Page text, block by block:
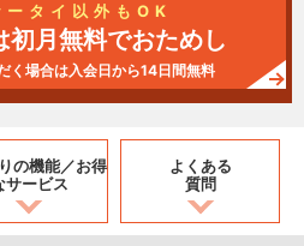
ータイ以外もOK
初月無料でおためし
く場合は入会日から14日間無料
の機能／お得
サービス
よくある
質問